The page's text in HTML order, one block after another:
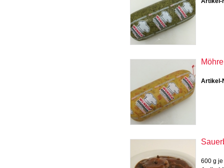
Artikel-
600 g